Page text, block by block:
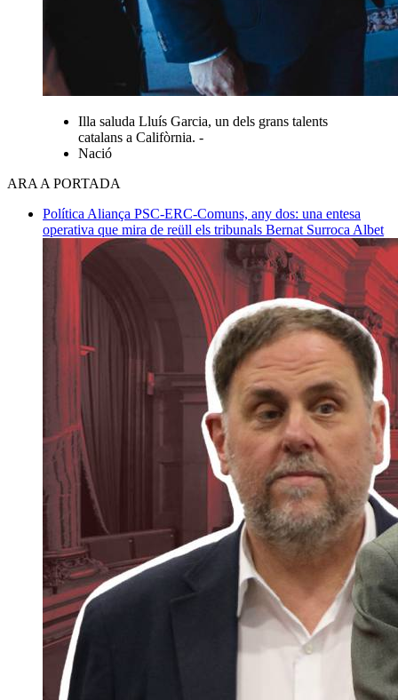
Illa saluda Lluís Garcia, un dels grans talents
catalans a Califòrnia. -
Nació
ARA A PORTADA
Política Aliança PSC-ERC-Comuns, any dos: una entesa
operativa que mira de reüll els tribunals Bernat Surroca Albet